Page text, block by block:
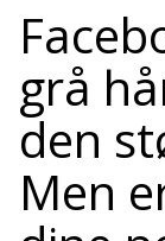
grå
den
Men